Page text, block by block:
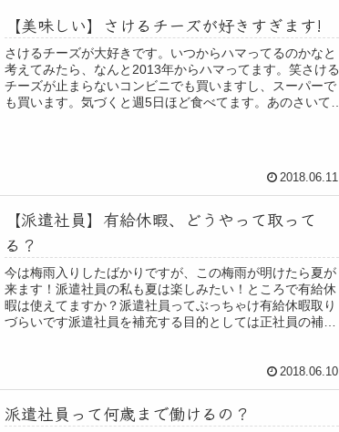
【美味しい】さけるチーズが好きすぎます!
さけるチーズが大好きです。いつからハマってるのかなと
考えてみたら、なんと2013年からハマってます。笑さける
チーズが止まらないコンビニでも買いますし、スーパーで
も買います。気づくと週5日ほど食べてます。あのさいて食
2018.06.11
【派遣社員】有給休暇、どうやって取って
る？
今は梅雨入りしたばかりですが、この梅雨が明けたら夏が
来ます！派遣社員の私も夏は楽しみたい！ところで有給休
暇は使えてますか？派遣社員ってぶっちゃけ有給休暇取り
づらいです派遣社員を補充する目的としては正社員の補佐
2018.06.10
派遣社員って何歳まで働けるの？